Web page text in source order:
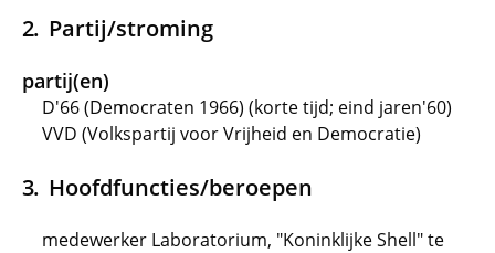
Partij/stroming
partij(en)
D'66 (Democraten 1966) (korte tijd; eind jaren'60)
VVD (Volkspartij voor Vrijheid en Democratie)
Hoofdfuncties/beroepen
medewerker Laboratorium, "Koninklijke Shell" te